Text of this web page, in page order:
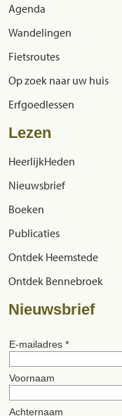
Agenda
Wandelingen
Fietsroutes
Op zoek naar uw huis
Erfgoedlessen
Lezen
HeerlijkHeden
Nieuwsbrief
Boeken
Publicaties
Ontdek Heemstede
Ontdek Bennebroek
Nieuwsbrief